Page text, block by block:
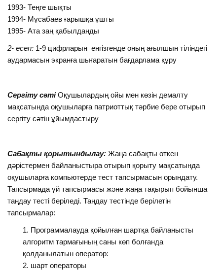
1993- Теңге шықты
1994- Мұсабаев ғарышқа ұшты
1995- Ата заң қабылданды
2- есеп: 1-9 цифрларын енгізгенде оның ағылшын тіліндегі
аудармасын экранға шығаратын бағдарлама құру
Сергіту сәтіОқушылардың ойы мен көзін демалту
мақсатында оқушыларға патриоттық тәрбие бере отырып
сергіту сәтін ұйымдастыру
Сабақты қорытындылау: Жаңа сабақты өткен
дәрістермен байланыстыра отырып қорыту мақсатында
оқушыларға компьютерде тест тапсырмасын орындату.
Тапсырмада үй тапсырмасы және жаңа тақырып бойынша
таңдау тесті беріледі. Таңдау тестінде берілетін
тапсырмалар:
Программалауда қойылған шартқа байланысты
алгоритм тармағының саны көп болғанда
қолданылатын оператор:
шарт операторы